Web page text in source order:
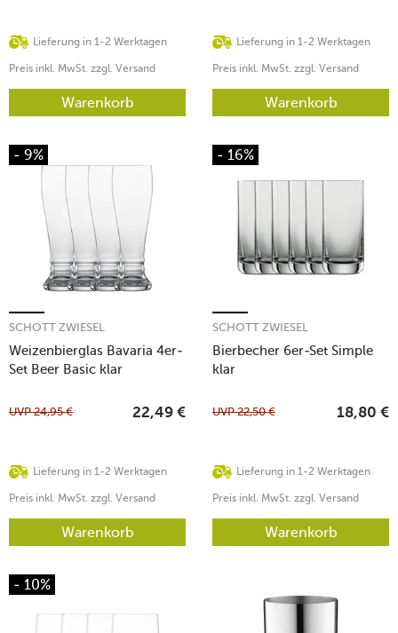
Lieferung in 1-2 Werktagen
Preis inkl. MwSt. zzgl. Versand
Warenkorb
Lieferung in 1-2 Werktagen
Preis inkl. MwSt. zzgl. Versand
Warenkorb
- 9%
Weizenbierglas Bavaria 4er-
Set Beer Basic klar
SCHOTT ZWIESEL
Lieferung in 1-2 Werktagen
UVP24,95 € 22,49 €
Preis inkl. MwSt. zzgl. Versand
Warenkorb
- 16%
Bierbecher 6er-Set Simple
klar
SCHOTT ZWIESEL
Lieferung in 1-2 Werktagen
UVP22,50 € 18,80 €
Preis inkl. MwSt. zzgl. Versand
Warenkorb
- 10%